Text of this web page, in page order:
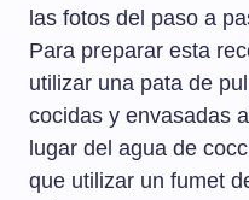
las fotos del paso a
Para preparar esta
utilizar una pata de
cocidas y envasadas
lugar del agua de
que utilizar un fumet